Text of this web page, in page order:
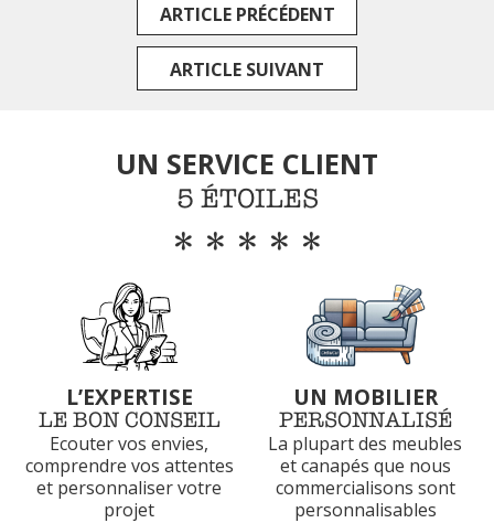
ARTICLE PRÉCÉDENT
ARTICLE SUIVANT
UN SERVICE CLIENT
5 ÉTOILES
*****
L’EXPERTISE
LE BON CONSEIL
Ecouter vos envies,
comprendre vos attentes
et personnaliser votre
projet
UN MOBILIER
PERSONNALISÉ
La plupart des meubles
et canapés que nous
commercialisons sont
personnalisables